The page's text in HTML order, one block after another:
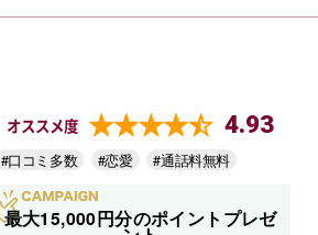
オススメ度 4.93
#口コミ多数 #恋愛 #通話料無料
最大15,000円分のポイントプレゼ